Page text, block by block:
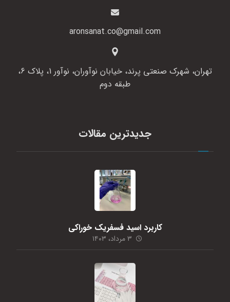
aronsanat.co@gmail.com
تهران، شهرک صنعتی پرند، خیابان نوآوران، نوآور 1، پلاک 6،
طبقه دوم
جدیدترین مقالات
کاربرد اسید فسفریک خوراکی
۳ مرداد، ۱۴۰۳